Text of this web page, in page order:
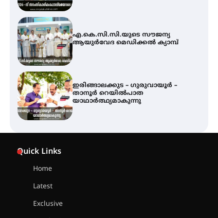
എ.കെ.സി.സി.യുടെ സൗജന്യ
ആയുർവേദ മെഡിക്കൽ ക്യാമ്പ്
ഇരിങ്ങാലക്കുട – ഗുരുവായൂർ –
താനൂർ റെയിൽപാത
യാഥാർത്ഥ്യമാകുന്നു
Quick Links
Home
Latest
Exclusive